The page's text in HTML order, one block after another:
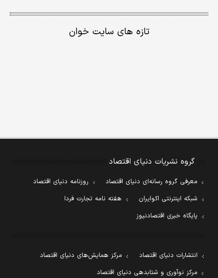
تازه های سایت خوان
گروه نشریات دنیای اقتصاد
معرفی گروه رسانه‌ای دنیای اقتصاد
روزنامه دنیای اقتصاد
شبکه اینترنتی اکوایران
هفته نامه تجارت فردا
پایگاه خبری اقتصادنیوز
انتشارات دنیای اقتصاد
مرکز همایش‌های دنیای اقتصاد
مرکز نوآوری و شتابدهی دنیای اقتصاد